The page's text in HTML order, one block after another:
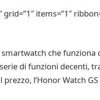
items=”1″
smartwatch che
di funzioni decenti,
l’Honor Watch